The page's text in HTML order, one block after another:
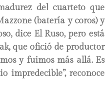
del cuarteto que
(batería y coros) y
dice El Ruso, pero está
que ofició de productor
y fuimos más allá. Es
impredecible”, reconoce